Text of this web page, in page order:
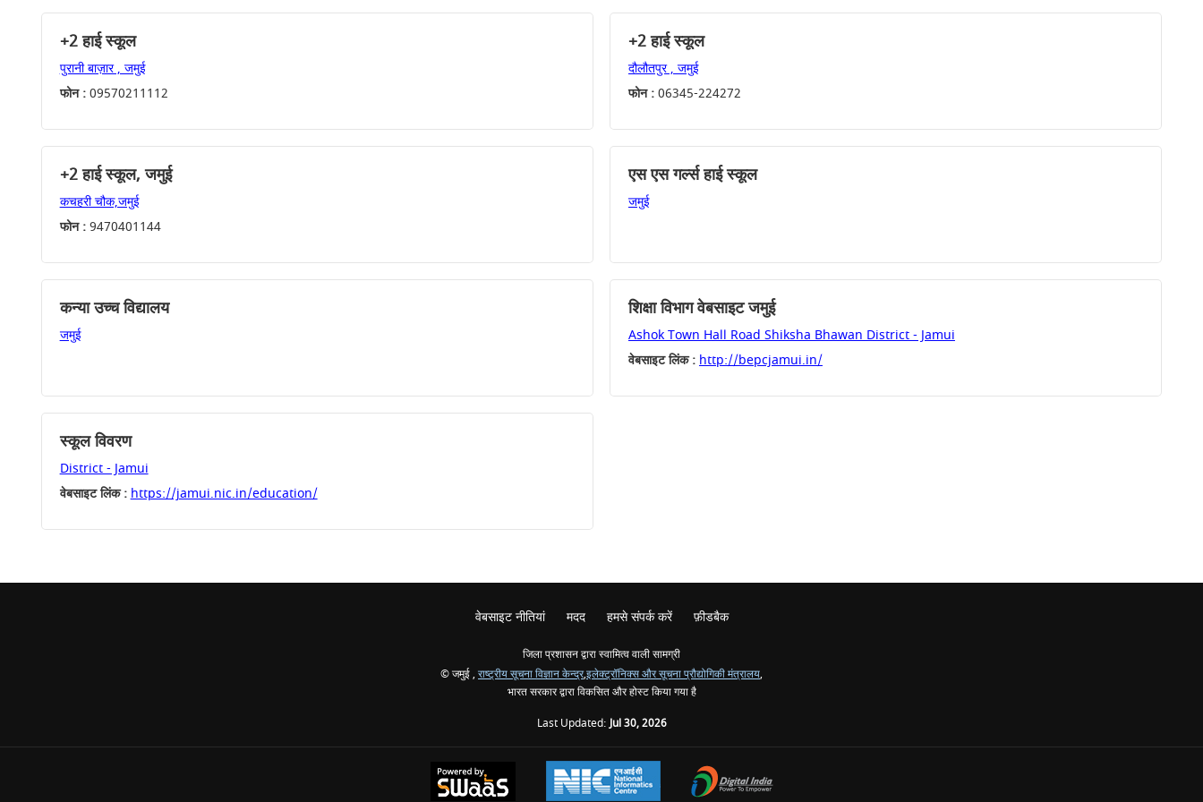
+2 हाई स्कूल
पुरानी बाज़ार , जमुई
फोन :09570211112
+2 हाई स्कूल
दौलौतपुर , जमुई
फोन :06345-224272
+2 हाई स्कूल, जमुई
कचहरी चौक,जमुई
फोन :9470401144
एस एस गर्ल्स हाई स्कूल
जमुई
कन्या उच्च विद्यालय
जमुई
शिक्षा विभाग वेबसाइट जमुई
Ashok Town Hall Road Shiksha Bhawan District - Jamui
वेबसाइट लिंक : http://bepcjamui.in/
स्कूल विवरण
District - Jamui
वेबसाइट लिंक : https://jamui.nic.in/education/
वेबसाइट नीतियां मदद हमसे संपर्क करें फ़ीडबैक
जिला प्रशासन द्वारा स्वामित्व वाली सामग्री
© जमुई , राष्ट्रीय सूचना विज्ञान केन्द्र,इलेक्ट्रॉनिक्स और सूचना प्रौद्योगिकी मंत्रालय,
भारत सरकार द्वारा विकसित और होस्ट किया गया है
Last Updated:Jul 30, 2026